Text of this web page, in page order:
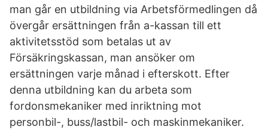
man går en utbildning via Arbetsförmedlingen då
övergår ersättningen från a-kassan till ett
aktivitetsstöd som betalas ut av
Försäkringskassan, man ansöker om
ersättningen varje månad i efterskott. Efter
denna utbildning kan du arbeta som
fordonsmekaniker med inriktning mot
personbil-, buss/lastbil- och maskinmekaniker.